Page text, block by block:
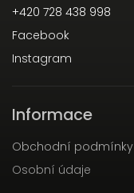
+420 728 438 998
Facebook
Instagram
Informace
Obchodní podmínky
Osobní údaje